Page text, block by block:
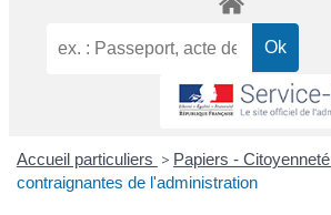
Accueil particuliers > Papiers - Citoyenneté
contraignantes de l'administration